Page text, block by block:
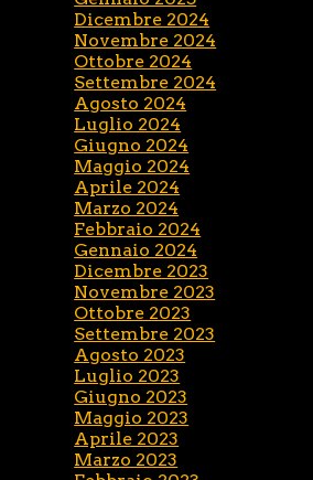
Dicembre 2024
Novembre 2024
Ottobre 2024
Settembre 2024
Agosto 2024
Luglio 2024
Giugno 2024
Maggio 2024
Aprile 2024
Marzo 2024
Febbraio 2024
Gennaio 2024
Dicembre 2023
Novembre 2023
Ottobre 2023
Settembre 2023
Agosto 2023
Luglio 2023
Giugno 2023
Maggio 2023
Aprile 2023
Marzo 2023